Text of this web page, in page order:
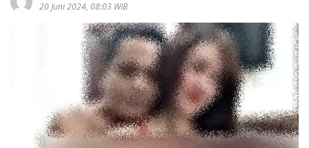
20 Juni 2024, 08:03 WIB